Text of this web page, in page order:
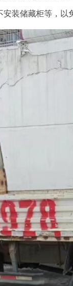
装储藏柜等，以